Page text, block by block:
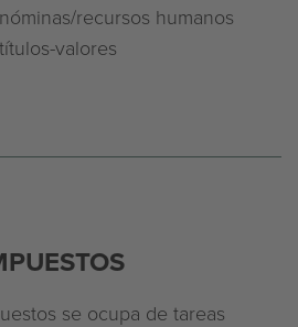
recursos humanos
valores
se ocupa de tareas